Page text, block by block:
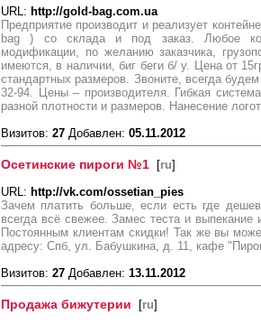
URL: http://gold-bag.com.ua
Предприятие производит и реализует
bag ) со склада и под заказ. Любое
модификации, по желанию заказчика,
имеются, в наличии, биг беги б/ у. Цена от
стандартных размеров. Звоните, всегда
32-94. Цены – производителя. Гибкая
разной плотности и размеров. Нанесение
Визитов: 27 Добавлен: 05.11.2012
Осетинские пироги №1 [ru]
URL: http://vk.com/ossetian_pies
Зачем платить больше, если есть где
всегда всё свежее. Замес теста и выпекание
Постоянным клиентам скидки! Так же вы
адресу: Спб, ул. Бабушкина, д. 11, кафе
Визитов: 27 Добавлен: 13.11.2012
Продажа бижутерии [ru]